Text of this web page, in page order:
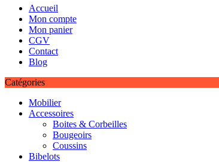
Accueil
Mon compte
Mon panier
CGV
Contact
Blog
Catégories
Mobilier
Accessoires
Boites & Corbeilles
Bougeoirs
Coussins
Bibelots